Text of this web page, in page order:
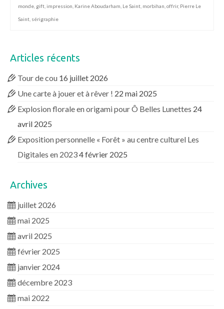
monde gift impression Karine Aboudarham Le Saint morbihan offrir, Pierre Le
Saint sérigraphie
Articles récents
Tour de cou 16 juillet 2026
Une carte à jouer et à rêver ! 22 mai 2025
Explosion florale en origami pour Ô Belles Lunettes 24
avril 2025
Exposition personnelle « Forêt » au centre culturel Les
Digitales en 20234 février 2025
Archives
juillet 2026
mai 2025
avril 2025
février 2025
janvier 2024
décembre 2023
mai 2022